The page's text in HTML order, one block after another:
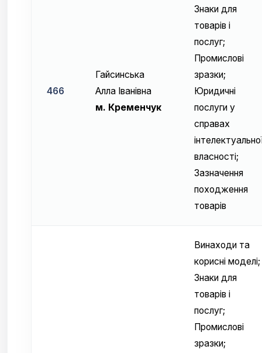
466
Гайсинська
Алла Іванівна
м. Кременчук
Знаки для
товарів і
послуг;
Промислові
зразки;
Юридичні
послуги у
справах
власності;
Зазначення
походження
товарів
Винаходи та
корисні моделі;
Знаки для
товарів і
послуг;
Промислові
зразки;